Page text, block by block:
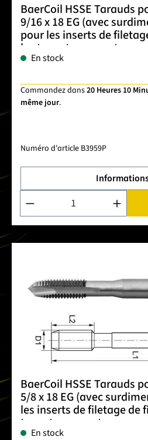
BaerCoil HSSE Tarauds
9/16 x 18 EG (avec
pour les inserts de
les trous traversants
En stock
Commandez dans20 Heures 10
même jour.
Numéro d'article B3959P
Quantité de produit : Entrez
BaerCoil HSSE Tarauds
5/8 x 18 EG (avec
les inserts de filetage de
trous traversants
En stock